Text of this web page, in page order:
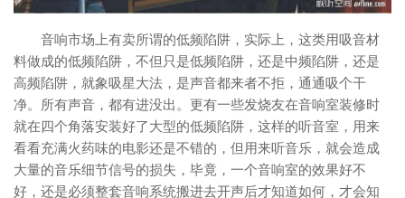
音响市场上有卖所谓的低频陷阱，实际上，这类用吸音材
料做成的低频陷阱，不但只是低频陷阱，还是中频陷阱，还是
高频陷阱，就象吸星大法，是声音都来者不拒，通通吸个干
净。所有声音，都有进没出。更有一些发烧友在音响室装修时
就在四个角落安装好了大型的低频陷阱，这样的听音室，用来
看看充满火药味的电影还是不错的，但用来听音乐，就会造成
大量的音乐细节信号的损失，毕竟，一个音响室的效果好不
好，还是必须整套音响系统搬进去开声后才知道如何，才会知